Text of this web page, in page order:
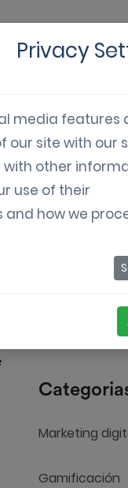
Casos de
estudio
Marketing
Gamificación
Privacy
media features
our site with our
other
use of their
how we